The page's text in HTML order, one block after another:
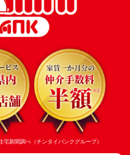
新聞調べ（チンタイバンクグループ）